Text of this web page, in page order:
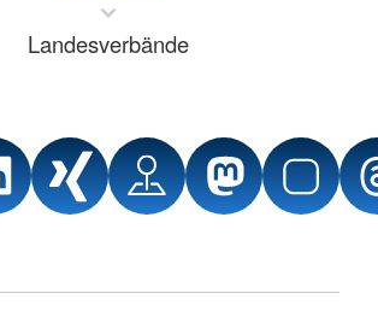
Landesverbände